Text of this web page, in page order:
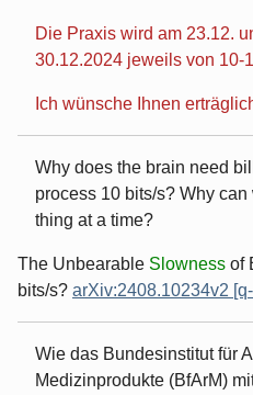
Die Praxis wird am 23.12.
30.12.2024 jeweils von 10-
Ich wünsche Ihnen
Why does the brain need
process 10 bits/s? Why
thing at a time?
The Unbearable Slowness of
bits/s? arXiv:2408.10234v2
Wie das Bundesinstitut für
Medizinprodukte (BfArM)